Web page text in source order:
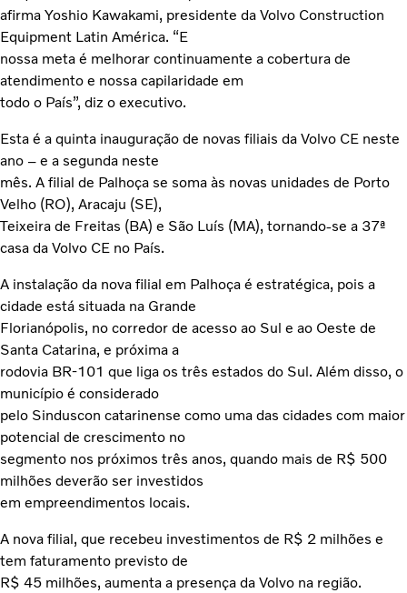
afirma Yoshio Kawakami, presidente da Volvo Construction
Equipment Latin América. “E
nossa meta é melhorar continuamente a cobertura de
atendimento e nossa capilaridade em
todo o País”, diz o executivo.
Esta é a quinta inauguração de novas filiais da Volvo CE neste
ano – e a segunda neste
mês. A filial de Palhoça se soma às novas unidades de Porto
Velho (RO), Aracaju (SE),
Teixeira de Freitas (BA) e São Luís (MA), tornando-se a 37ª
casa da Volvo CE no País.
A instalação da nova filial em Palhoça é estratégica, pois a
cidade está situada na Grande
Florianópolis, no corredor de acesso ao Sul e ao Oeste de
Santa Catarina, e próxima a
rodovia BR-101 que liga os três estados do Sul. Além disso, o
município é considerado
pelo Sinduscon catarinense como uma das cidades com maior
potencial de crescimento no
segmento nos próximos três anos, quando mais de R$ 500
milhões deverão ser investidos
em empreendimentos locais.
A nova filial, que recebeu investimentos de R$ 2 milhões e
tem faturamento previsto de
R$ 45 milhões, aumenta a presença da Volvo na região.